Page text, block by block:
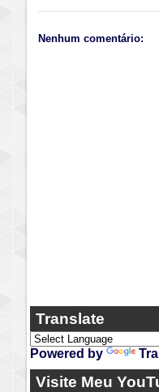
Nenhum comentário:
Translate
Powered by
Visite Meu